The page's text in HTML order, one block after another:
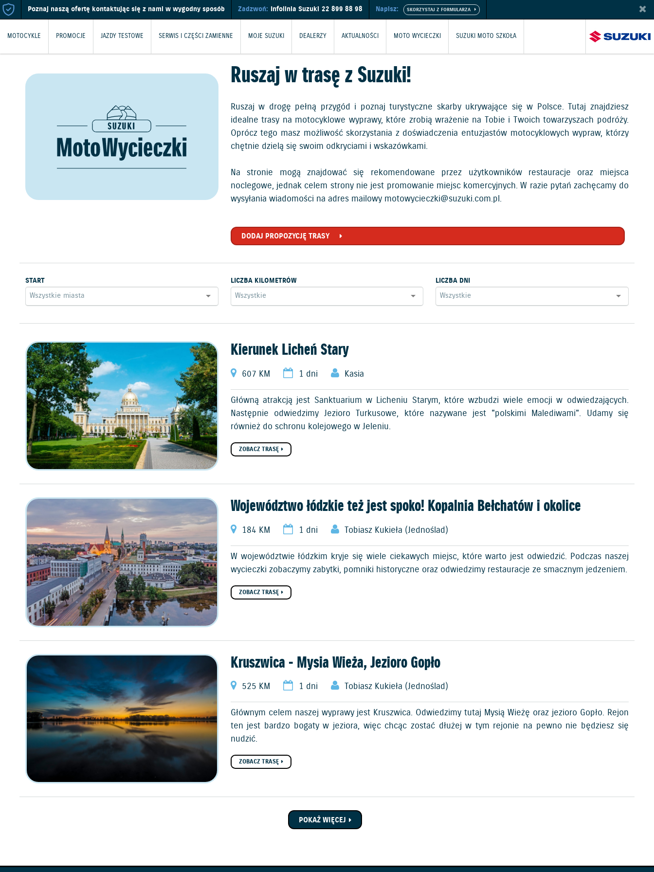
Poznaj naszą ofertę kontaktując się z nami w wygodny sposób Zadzwoń: Infolinia Suzuki 22 899 88 98 Napisz:
MOTOCYKLE PROMOCJE JAZDY TESTOWE SERWIS I CZĘŚCI ZAMIENNE MOJE SUZUKI DEALERZY AKTUALNOŚCI MOTO WYCIECZKI SUZUKI MOTO SZKOŁA
Ruszaj w trasę z Suzuki!
Ruszaj w drogę pełną przygód i poznaj turystyczne skarby ukrywające się w Polsce. Tutaj znajdziesz
idealne trasy na motocyklowe wyprawy, które zrobią wrażenie na Tobie i Twoich towarzyszach podróży.
Oprócz tego masz możliwość skorzystania z doświadczenia entuzjastów motocyklowych wypraw, którzy
chętnie dzielą się swoim odkryciami i wskazówkami.
Na stronie mogą znajdować się rekomendowane przez użytkowników restauracje oraz miejsca
noclegowe, jednak celem strony nie jest promowanie miejsc komercyjnych. W razie pytań zachęcamy do
wysyłania wiadomości na adres mailowy motowycieczki@suzuki.com.pl.
DODAJ PROPOZYCJĘ TRASY
START LICZBA KILOMETRÓW LICZBA DNI
Kierunek Licheń Stary
607 KM 1 dni Kasia
Główną atrakcją jest Sanktuarium w Licheniu Starym, które wzbudzi wiele emocji w odwiedzających.
Następnie odwiedzimy Jezioro Turkusowe, które nazywane jest "polskimi Malediwami". Udamy się
również do schronu kolejowego w Jeleniu.
ZOBACZ TRASĘ
Województwo łódzkie też jest spoko! Kopalnia Bełchatów i okolice
184 KM 1 dni Tobiasz Kukieła (Jednoślad)
W województwie łódzkim kryje się wiele ciekawych miejsc, które warto jest odwiedzić. Podczas naszej
wycieczki zobaczymy zabytki, pomniki historyczne oraz odwiedzimy restauracje ze smacznym jedzeniem.
ZOBACZ TRASĘ
Kruszwica - Mysia Wieża, Jezioro Gopło
525 KM 1 dni Tobiasz Kukieła (Jednoślad)
Głównym celem naszej wyprawy jest Kruszwica. Odwiedzimy tutaj Mysią Wieżę oraz jezioro Gopło. Rejon
ten jest bardzo bogaty w jeziora, więc chcąc zostać dłużej w tym rejonie na pewno nie będziesz się
nudzić.
ZOBACZ TRASĘ
POKAŻ WIĘCEJ